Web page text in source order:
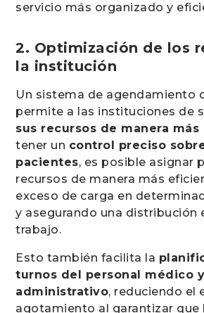
servicio más organizado y
2. Optimización de los
la institución
Un sistema de agendamiento
permite a las instituciones de
sus recursos de manera
tener un control preciso
pacientes, es posible asignar
recursos de manera más
exceso de carga en
y asegurando una distribución
trabajo.
Esto también facilita la
turnos del personal médico y
administrativo, reduciendo el
agotamiento al garantizar que